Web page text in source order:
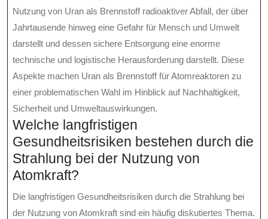
Nutzung von Uran als Brennstoff radioaktiver Abfall, der über
Jahrtausende hinweg eine Gefahr für Mensch und Umwelt
darstellt und dessen sichere Entsorgung eine enorme
technische und logistische Herausforderung darstellt. Diese
Aspekte machen Uran als Brennstoff für Atomreaktoren zu
einer problematischen Wahl im Hinblick auf Nachhaltigkeit,
Sicherheit und Umweltauswirkungen.
Welche langfristigen
Gesundheitsrisiken bestehen durch die
Strahlung bei der Nutzung von
Atomkraft?
Die langfristigen Gesundheitsrisiken durch die Strahlung bei
der Nutzung von Atomkraft sind ein häufig diskutiertes Thema.